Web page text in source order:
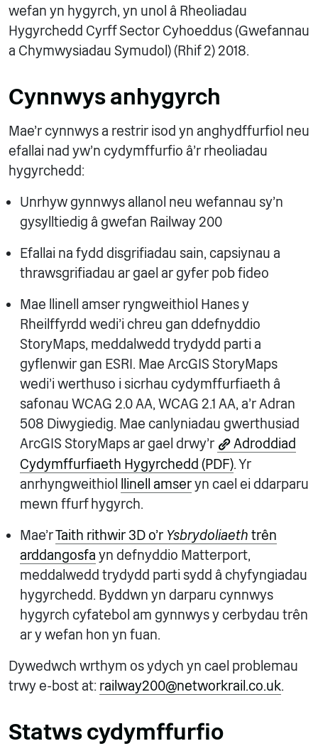
wefan yn hygyrch, yn unol â Rheoliadau
Hygyrchedd Cyrff Sector Cyhoeddus (Gwefannau
a Chymwysiadau Symudol) (Rhif 2) 2018.
Cynnwys anhygyrch
Mae'r cynnwys a restrir isod yn anghydffurfiol neu
efallai nad yw'n cydymffurfio â'r rheoliadau
hygyrchedd:
Unrhyw gynnwys allanol neu wefannau sy'n
gysylltiedig â gwefan Railway 200
Efallai na fydd disgrifiadau sain, capsiynau a
thrawsgrifiadau ar gael ar gyfer pob fideo
Mae llinell amser ryngweithiol Hanes y
Rheilffyrdd wedi'i chreu gan ddefnyddio
StoryMaps, meddalwedd trydydd parti a
gyflenwir gan ESRI. Mae ArcGIS StoryMaps
wedi'i werthuso i sicrhau cydymffurfiaeth â
safonau WCAG 2.0 AA, WCAG 2.1 AA, a'r Adran
508 Diwygiedig. Mae canlyniadau gwerthusiad
ArcGIS StoryMaps ar gael drwy'r
Adroddiad
Cydymffurfiaeth Hygyrchedd (PDF). Yr
anrhyngweithiol
llinell amseryn cael ei ddarparu
mewn ffurf hygyrch.
Mae'rTaith rithwir 3D o'r Ysbrydoliaeth trên
arddangosfa yn defnyddio Matterport,
meddalwedd trydydd parti sydd â chyfyngiadau
hygyrchedd. Byddwn yn darparu cynnwys
hygyrch cyfatebol am gynnwys y cerbydau trên
ar y wefan hon yn fuan.
Dywedwch wrthym os ydych yn cael problemau
trwy e-bost at: railway200@networkrail.co.uk.
Statws cydymffurfio